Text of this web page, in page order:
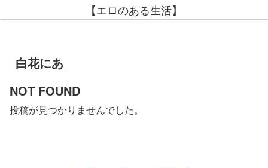
【エロのある生活】
白花にあ
NOT FOUND
投稿が見つかりませんでした。